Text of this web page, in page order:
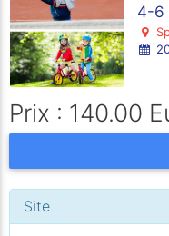
4-6
Prix : 140.00
Site